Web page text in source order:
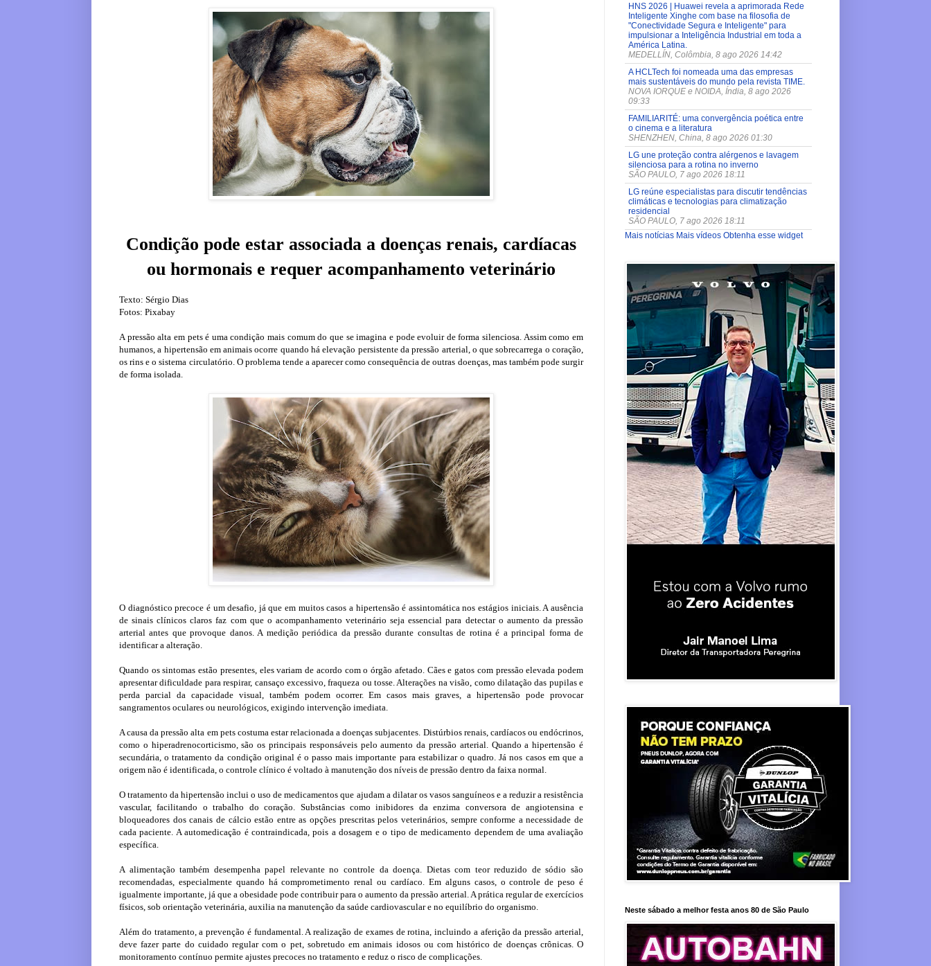
Condição pode estar associada a doenças renais, cardíacas
ou hormonais e requer acompanhamento veterinário
Texto: Sérgio Dias
Fotos: Pixabay
A pressão alta em pets é uma condição mais comum do que se imagina e pode evoluir de forma silenciosa. Assim como em
humanos, a hipertensão em animais ocorre quando há elevação persistente da pressão arterial, o que sobrecarrega o coração,
os rins e o sistema circulatório. O problema tende a aparecer como consequência de outras doenças, mas também pode surgir
de forma isolada.
O diagnóstico precoce é um desafio, já que em muitos casos a hipertensão é assintomática nos estágios iniciais. A ausência
de sinais clínicos claros faz com que o acompanhamento veterinário seja essencial para detectar o aumento da pressão
arterial antes que provoque danos. A medição periódica da pressão durante consultas de rotina é a principal forma de
identificar a alteração.
Quando os sintomas estão presentes, eles variam de acordo com o órgão afetado. Cães e gatos com pressão elevada podem
apresentar dificuldade para respirar, cansaço excessivo, fraqueza ou tosse. Alterações na visão, como dilatação das pupilas e
perda parcial da capacidade visual, também podem ocorrer. Em casos mais graves, a hipertensão pode provocar
sangramentos oculares ou neurológicos, exigindo intervenção imediata.
A causa da pressão alta em pets costuma estar relacionada a doenças subjacentes. Distúrbios renais, cardíacos ou endócrinos,
como o hiperadrenocorticismo, são os principais responsáveis pelo aumento da pressão arterial. Quando a hipertensão é
secundária, o tratamento da condição original é o passo mais importante para estabilizar o quadro. Já nos casos em que a
origem não é identificada, o controle clínico é voltado à manutenção dos níveis de pressão dentro da faixa normal.
O tratamento da hipertensão inclui o uso de medicamentos que ajudam a dilatar os vasos sanguíneos e a reduzir a resistência
vascular, facilitando o trabalho do coração. Substâncias como inibidores da enzima conversora de angiotensina e
bloqueadores dos canais de cálcio estão entre as opções prescritas pelos veterinários, sempre conforme a necessidade de
cada paciente. A automedicação é contraindicada, pois a dosagem e o tipo de medicamento dependem de uma avaliação
específica.
A alimentação também desempenha papel relevante no controle da doença. Dietas com teor reduzido de sódio são
recomendadas, especialmente quando há comprometimento renal ou cardíaco. Em alguns casos, o controle de peso é
igualmente importante, já que a obesidade pode contribuir para o aumento da pressão arterial. A prática regular de exercícios
físicos, sob orientação veterinária, auxilia na manutenção da saúde cardiovascular e no equilíbrio do organismo.
Além do tratamento, a prevenção é fundamental. A realização de exames de rotina, incluindo a aferição da pressão arterial,
deve fazer parte do cuidado regular com o pet, sobretudo em animais idosos ou com histórico de doenças crônicas. O
monitoramento contínuo permite ajustes precoces no tratamento e reduz o risco de complicações.
HNS 2026 | Huawei revela a aprimorada Rede
Inteligente Xinghe com base na filosofia de
"Conectividade Segura e Inteligente" para
impulsionar a Inteligência Industrial em toda a
América Latina.
MEDELLÍN, Colômbia, 8 ago 2026 14:42
A HCLTech foi nomeada uma das empresas
mais sustentáveis do mundo pela revista TIME.
NOVA IORQUE e NOIDA, Índia, 8 ago 2026
09:33
FAMILIARITÉ: uma convergência poética entre
o cinema e a literatura
SHENZHEN, China, 8 ago 2026 01:30
LG une proteção contra alérgenos e lavagem
silenciosa para a rotina no inverno
SÃO PAULO, 7 ago 2026 18:11
LG reúne especialistas para discutir tendências
climáticas e tecnologias para climatização
residencial
SÃO PAULO, 7 ago 2026 18:11
Mais notícias Mais vídeos Obtenha esse widget
Neste sábado a melhor festa anos 80 de São Paulo